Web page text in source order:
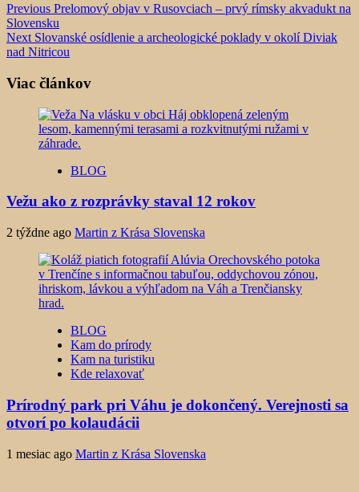
Previous Prelomový objav v Rusovciach – prvý rímsky akvadukt na
Slovensku
Next Slovanské osídlenie a archeologické poklady v okolí Diviak
nad Nitricou
Viac článkov
BLOG
Vežu ako z rozprávky staval 12 rokov
2 týždne ago Martin z Krása Slovenska
BLOG
Kam do prírody
Kam na turistiku
Kde relaxovať
Prírodný park pri Váhu je dokončený. Verejnosti sa
otvorí po kolaudácii
1 mesiac ago Martin z Krása Slovenska